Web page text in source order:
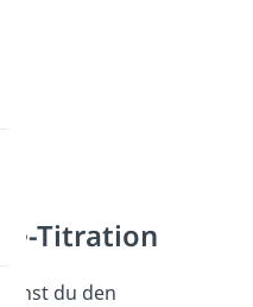
Titration
du den